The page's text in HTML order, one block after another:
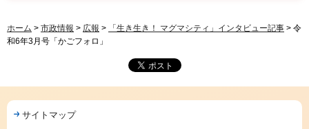
ホーム > 市政情報 > 広報 > 「生き生き！ マグマシティ」インタビュー記事 > 令
和6年3月号「かごフォロ」
サイトマップ